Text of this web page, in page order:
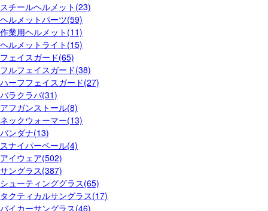
スチールヘルメット(23)
ヘルメットパーツ(59)
作業用ヘルメット(11)
ヘルメットライト(15)
フェイスガード(65)
フルフェイスガード(38)
ハーフフェイスガード(27)
バラクラバ(31)
アフガンストール(8)
ネックウォーマー(13)
バンダナ(13)
スナイパーベール(4)
アイウェア(502)
サングラス(387)
シューティンググラス(65)
タクティカルサングラス(17)
バイカーサングラス(46)